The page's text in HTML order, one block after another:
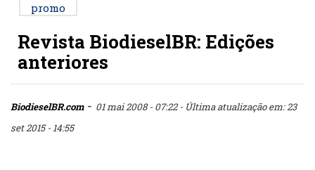
promo
Revista BiodieselBR: Edições
anteriores
BiodieselBR.com- 01 mai 2008 - 07:22- Última atualização em: 23
set 2015 - 14:55